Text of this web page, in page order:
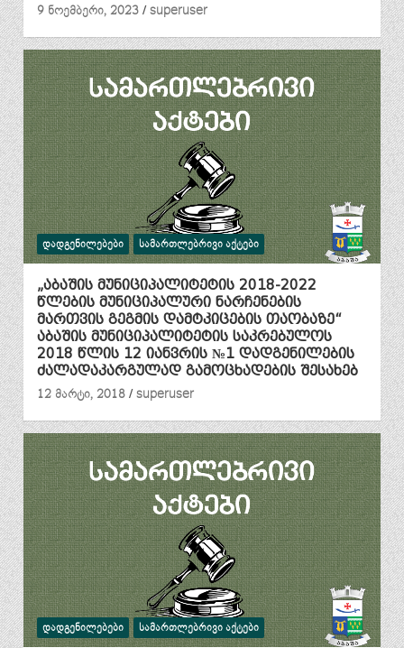
9 ნოემბერი, 2023 superuser
ᲓᲐᲓᲒᲔᲜᲘᲚᲔᲑᲔᲑᲘ ᲡᲐᲛᲐᲠᲗᲚᲔᲑᲠᲘᲕᲘ ᲐᲥᲢᲔᲑᲘ
„აბაშის მუნიციპალიტეტის 2018-2022
წლების მუნიციპალური ნარჩენების
მართვის გეგმის დამტკიცების თაობაზე“
აბაშის მუნიციპალიტეტის საკრებულოს
2018 წლის 12 იანვრის №1 დადგენილების
ძალადაკარგულად გამოცხადების შესახებ
12 მარტი, 2018
superuser
ᲓᲐᲓᲒᲔᲜᲘᲚᲔᲑᲔᲑᲘ ᲡᲐᲛᲐᲠᲗᲚᲔᲑᲠᲘᲕᲘ ᲐᲥᲢᲔᲑᲘ